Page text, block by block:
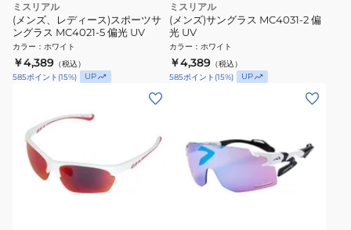
ミスリアル
(メンズ、レディース)スポーツサ
ングラス MC4021-5 偏光 UV
カラー ： ホワイト
￥4,389 （税込）
585ポイント (15%) UP
ミスリアル
(メンズ)サングラス MC4031-2 偏
光 UV
カラー ： ホワイト
￥4,389 （税込）
585ポイント (15%) UP